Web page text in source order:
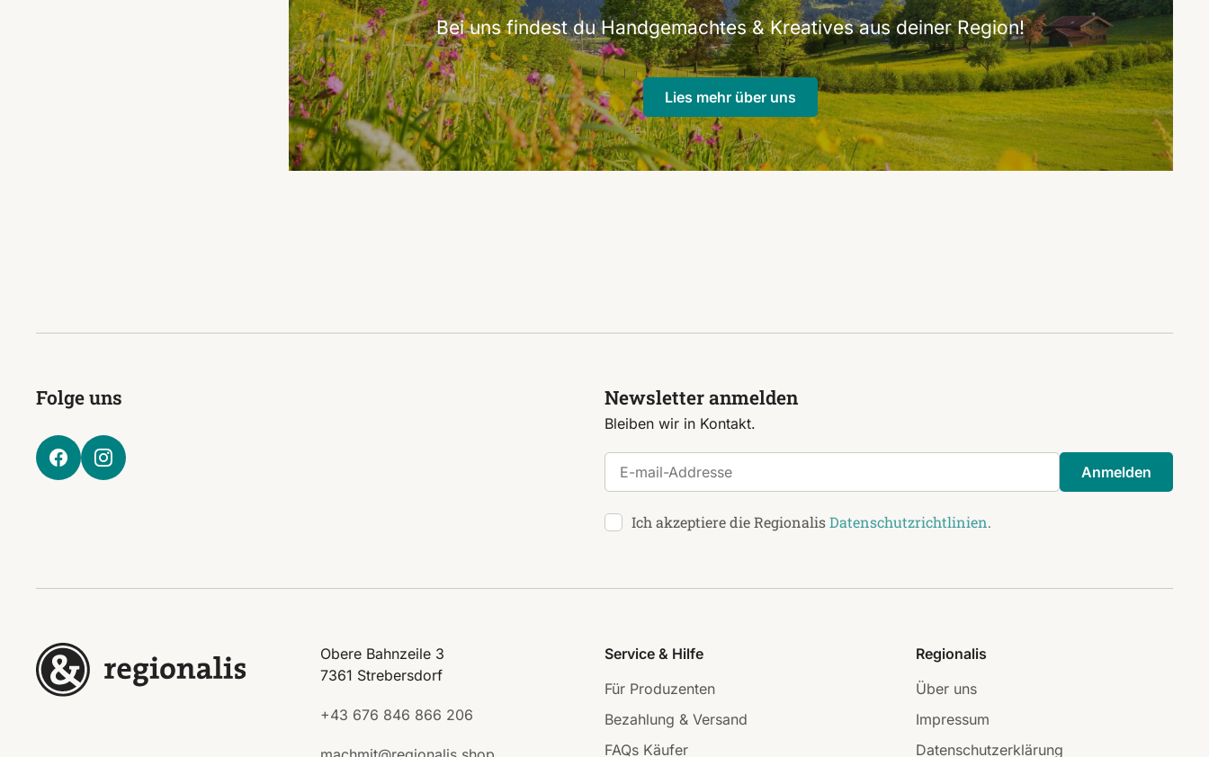
Bei uns findest du Handgemachtes & Kreatives aus deiner Region!
Lies mehr über uns
Folge uns Newsletter anmelden
Bleiben wir in Kontakt.
Anmelden
Ich akzeptiere die RegionalisDatenschutzrichtlinien.
Obere Bahnzeile 3
7361 Strebersdorf
+43 676 846 866 206
Service & Hilfe
Für Produzenten
Bezahlung & Versand
FAQs Käufer
Regionalis
Über uns
Impressum
Datenschutzerklärung